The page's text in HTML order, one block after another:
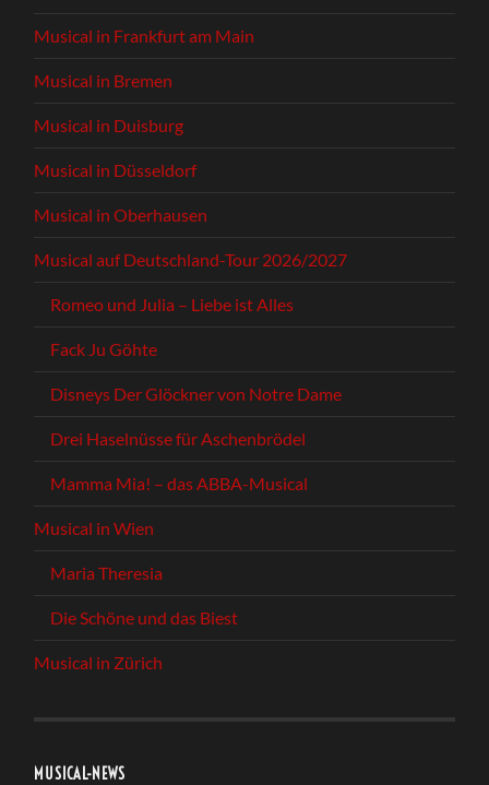
Musical in Frankfurt am Main
Musical in Bremen
Musical in Duisburg
Musical in Düsseldorf
Musical in Oberhausen
Musical auf Deutschland-Tour 2026/2027
Romeo und Julia – Liebe ist Alles
Fack Ju Göhte
Disneys Der Glöckner von Notre Dame
Drei Haselnüsse für Aschenbrödel
Mamma Mia! – das ABBA-Musical
Musical in Wien
Maria Theresia
Die Schöne und das Biest
Musical in Zürich
MUSICAL-NEWS